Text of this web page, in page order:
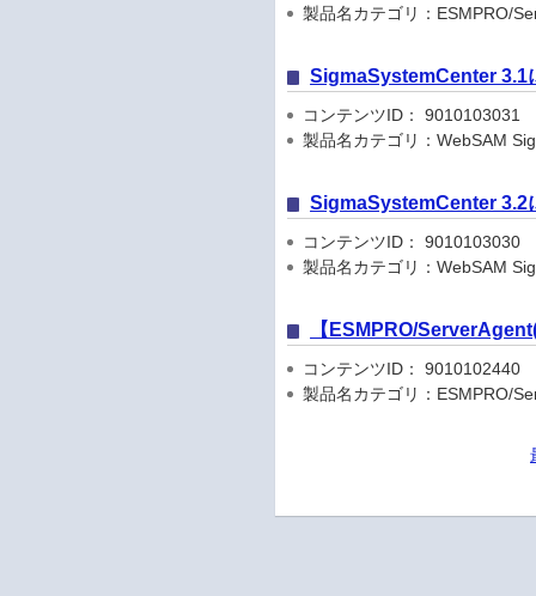
製品名カテゴリ：ESMPRO/
SigmaSystemCenter 3.1
コンテンツID： 9010103031
製品名カテゴリ：WebSAM
SigmaSystemCenter 3.2
コンテンツID： 9010103030
製品名カテゴリ：WebSAM
【ESMPRO/
コンテンツID： 9010102440
製品名カテゴリ：ESMPRO/